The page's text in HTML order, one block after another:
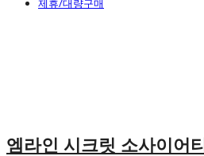
엠라인 시크릿 소사이어티